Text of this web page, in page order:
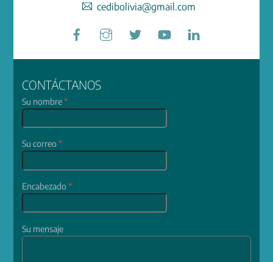
cedibolivia@gmail.com
Facebook
CONTÁCTANOS
Su nombre*
Su correo*
Encabezado*
Su mensaje